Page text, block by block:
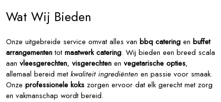
Wat Wij Bieden
Onze uitgebreide service omvat alles van bbq catering en buffet
arrangemententotmaatwerk catering. Wij bieden een breed scala
aan vleesgerechten, visgerechten en vegetarische opties,
allemaal bereid metkwaliteit ingrediënten en passie voor smaak.
Onze professionele koks zorgen ervoor dat elk gerecht met zorg
en vakmanschap wordt bereid.